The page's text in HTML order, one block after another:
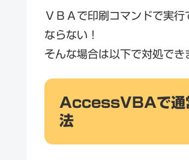
ＶＢＡで印刷コマンドで実
ならない！
そんな場合は以下で対処でき
AccessVBAで通
法